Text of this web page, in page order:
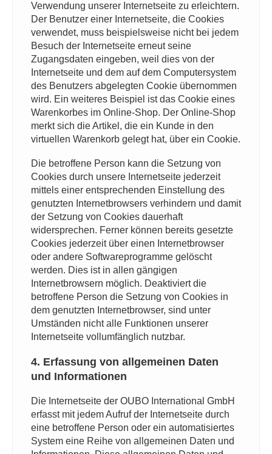
Verwendung unserer Internetseite zu erleichtern.
Der Benutzer einer Internetseite, die Cookies
verwendet, muss beispielsweise nicht bei jedem
Besuch der Internetseite erneut seine
Zugangsdaten eingeben, weil dies von der
Internetseite und dem auf dem Computersystem
des Benutzers abgelegten Cookie übernommen
wird. Ein weiteres Beispiel ist das Cookie eines
Warenkorbes im Online-Shop. Der Online-Shop
merkt sich die Artikel, die ein Kunde in den
virtuellen Warenkorb gelegt hat, über ein Cookie.
Die betroffene Person kann die Setzung von
Cookies durch unsere Internetseite jederzeit
mittels einer entsprechenden Einstellung des
genutzten Internetbrowsers verhindern und damit
der Setzung von Cookies dauerhaft
widersprechen. Ferner können bereits gesetzte
Cookies jederzeit über einen Internetbrowser
oder andere Softwareprogramme gelöscht
werden. Dies ist in allen gängigen
Internetbrowsern möglich. Deaktiviert die
betroffene Person die Setzung von Cookies in
dem genutzten Internetbrowser, sind unter
Umständen nicht alle Funktionen unserer
Internetseite vollumfänglich nutzbar.
4. Erfassung von allgemeinen Daten
und Informationen
Die Internetseite der OUBO International GmbH
erfasst mit jedem Aufruf der Internetseite durch
eine betroffene Person oder ein automatisiertes
System eine Reihe von allgemeinen Daten und